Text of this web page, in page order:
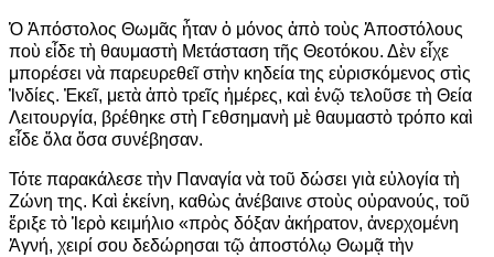
Ὁ Ἀπόστολος Θωμᾶς ἦταν ὁ μόνος ἀπὸ τοὺς Ἀποστόλους
ποὺ εἶδε τὴ θαυμαστὴ Μετάσταση τῆς Θεοτόκου. Δὲν εἶχε
μπορέσει νὰ παρευρεθεῖ στὴν κηδεία της εὑρισκόμενος στὶς
Ἰνδίες. Ἐκεῖ, μετὰ ἀπὸ τρεῖς ἡμέρες, καὶ ἐνῷ τελοῦσε τὴ Θεία
Λειτουργία, βρέθηκε στὴ Γεθσημανὴ μὲ θαυμαστὸ τρόπο καὶ
εἶδε ὅλα ὅσα συνέβησαν.
Τότε παρακάλεσε τὴν Παναγία νὰ τοῦ δώσει γιὰ εὐλογία τὴ
Ζώνη της. Καὶ ἐκείνη, καθὼς ἀνέβαινε στοὺς οὐρανούς, τοῦ
ἔριξε τὸ Ἱερὸ κειμήλιο «πρὸς δόξαν ἀκήρατον, ἀνερχομένη
Ἁγνή, χειρί σου δεδώρησαι τῷ ἀποστόλῳ Θωμᾷ τὴν